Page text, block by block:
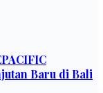
Baru di Bali